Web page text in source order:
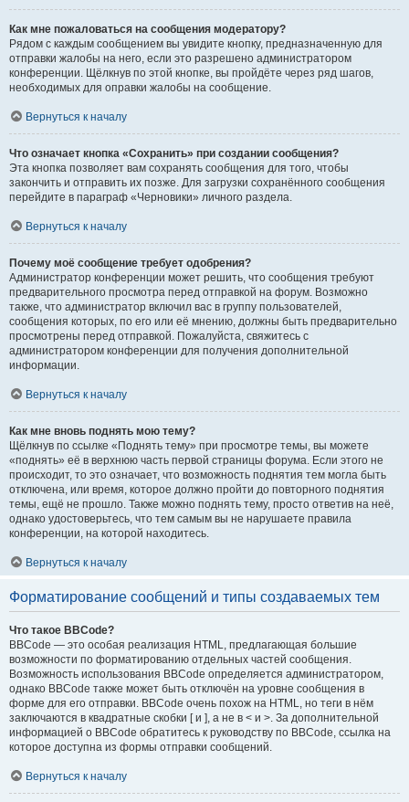
Как мне пожаловаться на сообщения модератору?
Рядом с каждым сообщением вы увидите кнопку, предназначенную для
отправки жалобы на него, если это разрешено администратором
конференции. Щёлкнув по этой кнопке, вы пройдёте через ряд шагов,
необходимых для оправки жалобы на сообщение.
Вернуться к началу
Что означает кнопка «Сохранить» при создании сообщения?
Эта кнопка позволяет вам сохранять сообщения для того, чтобы
закончить и отправить их позже. Для загрузки сохранённого сообщения
перейдите в параграф «Черновики» личного раздела.
Вернуться к началу
Почему моё сообщение требует одобрения?
Администратор конференции может решить, что сообщения требуют
предварительного просмотра перед отправкой на форум. Возможно
также, что администратор включил вас в группу пользователей,
сообщения которых, по его или её мнению, должны быть предварительно
просмотрены перед отправкой. Пожалуйста, свяжитесь с
администратором конференции для получения дополнительной
информации.
Вернуться к началу
Как мне вновь поднять мою тему?
Щёлкнув по ссылке «Поднять тему» при просмотре темы, вы можете
«поднять» её в верхнюю часть первой страницы форума. Если этого не
происходит, то это означает, что возможность поднятия тем могла быть
отключена, или время, которое должно пройти до повторного поднятия
темы, ещё не прошло. Также можно поднять тему, просто ответив на неё,
однако удостоверьтесь, что тем самым вы не нарушаете правила
конференции, на которой находитесь.
Вернуться к началу
Форматирование сообщений и типы создаваемых тем
Что такое BBCode?
BBCode — это особая реализация HTML, предлагающая большие
возможности по форматированию отдельных частей сообщения.
Возможность использования BBCode определяется администратором,
однако BBCode также может быть отключён на уровне сообщения в
форме для его отправки. BBCode очень похож на HTML, но теги в нём
заключаются в квадратные скобки [ и ], а не в < и >. За дополнительной
информацией о BBCode обратитесь к руководству по BBCode, ссылка на
которое доступна из формы отправки сообщений.
Вернуться к началу